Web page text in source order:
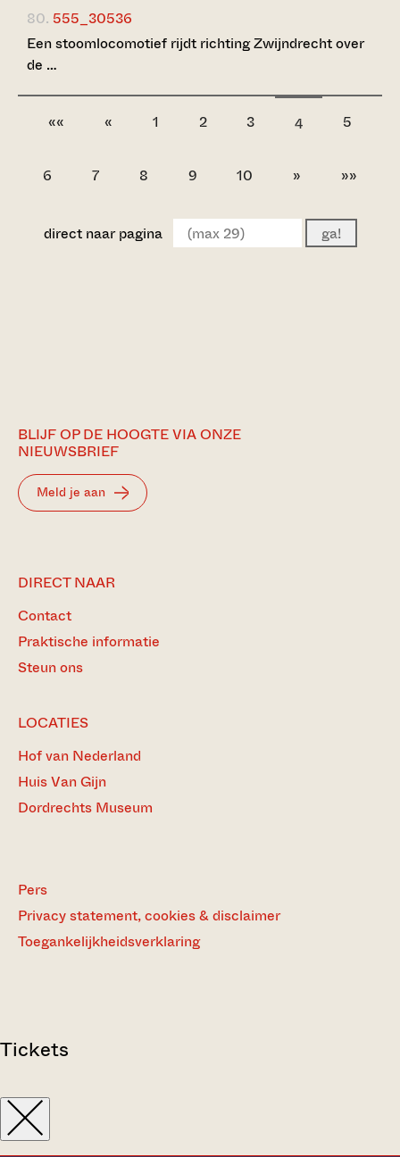
80. 555_30536
Een stoomlocomotief rijdt richting Zwijndrecht over
de …
«« « 1 2 3 4 5
6 7 8 9 10 » »»
direct naar pagina ga!
BLIJF OP DE HOOGTE VIA ONZE
NIEUWSBRIEF
Meld je aan
DIRECT NAAR
Contact
Praktische informatie
Steun ons
LOCATIES
Hof van Nederland
Huis Van Gijn
Dordrechts Museum
Pers
Privacy statement, cookies & disclaimer
Toegankelijkheidsverklaring
Tickets